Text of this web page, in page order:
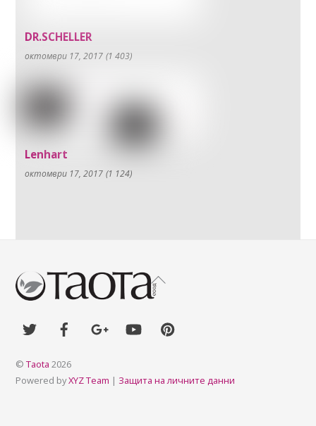
DR.SCHELLER
октомври 17, 2017 (1 403)
Lenhart
октомври 17, 2017 (1 124)
Back
©Taota 2026
Powered byXYZ Team | Защита на личните данни